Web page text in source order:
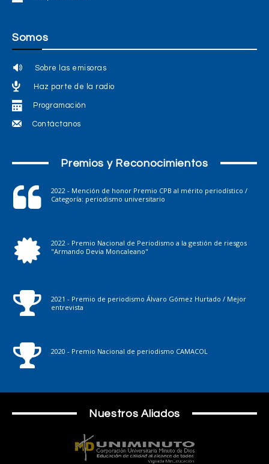
Somos
Sobre las emisoras
Haz parte de la radio
Programación
Contáctanos
Premios y Reconocimientos
2022 - Mención de honor Premio CPB al mérito periodístico /
Categoría: periodismo universitario
2022 - Premio Nacional de Periodismo a la gestión de riesgos
"Armando Devia Moncaleano"
2021 - Premio de periodismo Álvaro Gómez Hurtado / Mejor
entrevista
2020 - Premio Nacional de periodismo CAMACOL
Nuestros Aliados